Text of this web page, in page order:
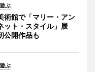
ぶ
術館で「マリー・アン
ット・スタイル」展
公開作品も
ぶ